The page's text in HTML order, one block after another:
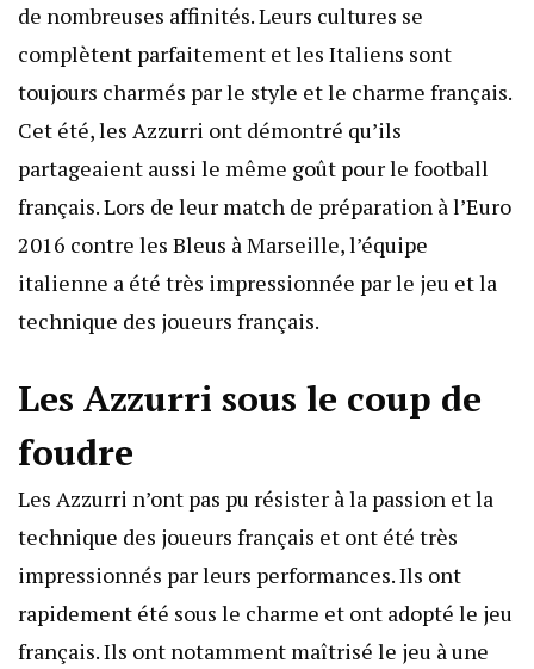
de nombreuses affinités. Leurs cultures se
complètent parfaitement et les Italiens sont
toujours charmés par le style et le charme français.
Cet été, les Azzurri ont démontré qu’ils
partageaient aussi le même goût pour le football
français. Lors de leur match de préparation à l’Euro
2016 contre les Bleus à Marseille, l’équipe
italienne a été très impressionnée par le jeu et la
technique des joueurs français.
Les Azzurri sous le coup de
foudre
Les Azzurri n’ont pas pu résister à la passion et la
technique des joueurs français et ont été très
impressionnés par leurs performances. Ils ont
rapidement été sous le charme et ont adopté le jeu
français. Ils ont notamment maîtrisé le jeu à une